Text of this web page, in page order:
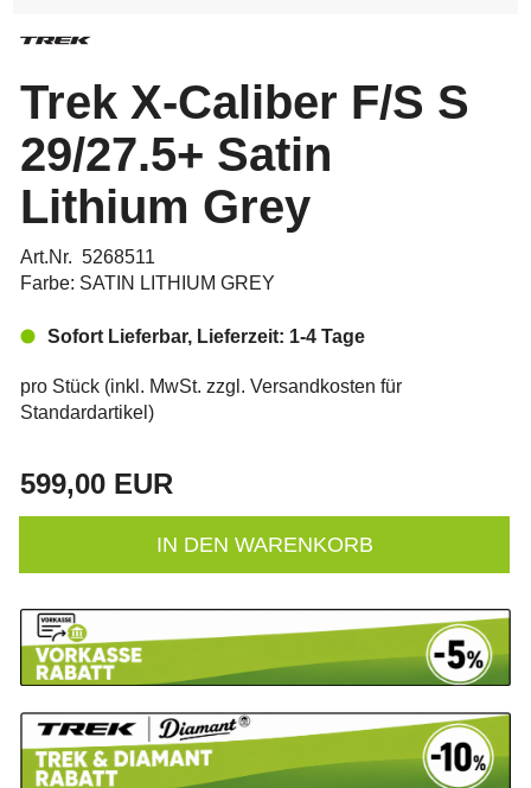
Trek X-Caliber F/S S
29/27.5+ Satin
Lithium Grey
Art.Nr. 5268511
Farbe: SATIN LITHIUM GREY
Sofort Lieferbar, Lieferzeit: 1-4 Tage
pro Stück (inkl. MwSt. zzgl. Versandkosten für
Standardartikel )
599,00 EUR
IN DEN WARENKORB